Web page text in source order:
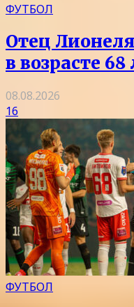
ФУТБОЛ
Отец
в возрасте
08.08.2026
16
ФУТБОЛ